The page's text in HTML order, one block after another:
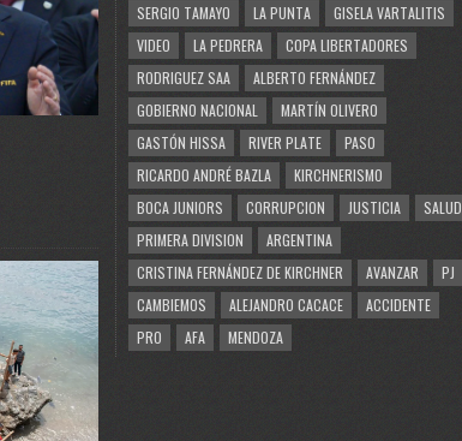
SERGIO TAMAYO
LA PUNTA
GISELA VARTALITIS
VIDEO
LA PEDRERA
COPA LIBERTADORES
RODRIGUEZ SAA
ALBERTO FERNÁNDEZ
GOBIERNO NACIONAL
MARTÍN OLIVERO
GASTÓN HISSA
RIVER PLATE
PASO
RICARDO ANDRÉ BAZLA
KIRCHNERISMO
BOCA JUNIORS
CORRUPCION JUSTICIA
SALUD
PRIMERA DIVISION
ARGENTINA
CRISTINA FERNÁNDEZ DE KIRCHNER
AVANZAR
PJ
CAMBIEMOS
ALEJANDRO CACACE
ACCIDENTE
PRO
AFA MENDOZA